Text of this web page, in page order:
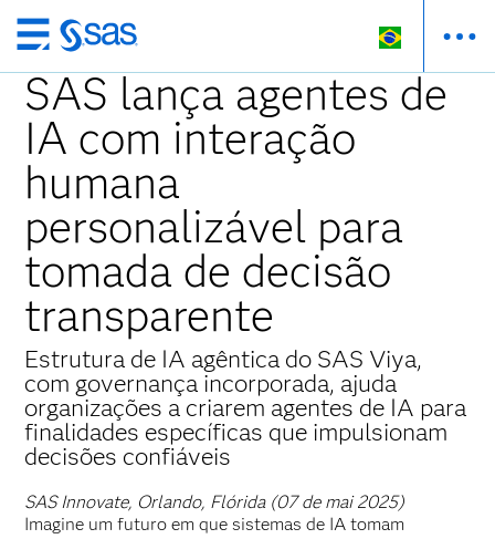
Pular
para
o
conteúdo
principal
SAS lança agentes de
IA com interação
humana
personalizável para
tomada de decisão
transparente
Estrutura de IA agêntica do SAS Viya,
com governança incorporada, ajuda
organizações a criarem agentes de IA para
finalidades específicas que impulsionam
decisões confiáveis
SAS Innovate, Orlando, Flórida (07 de mai 2025)
Imagine um futuro em que sistemas de IA tomam